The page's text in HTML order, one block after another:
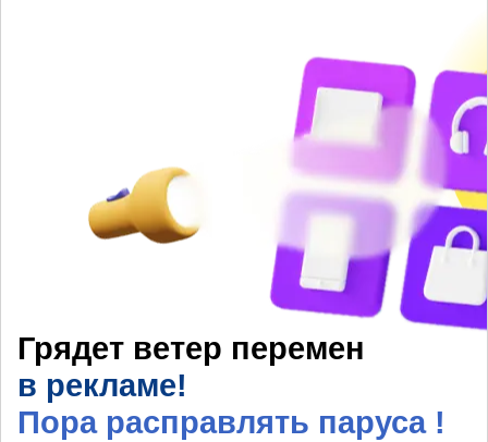
Грядет ветер перемен
в рекламе!
Пора расправлять паруса !